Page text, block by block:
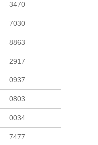
3470
7030
8863
2917
0937
0803
0034
7477